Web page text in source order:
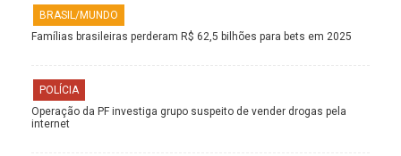
BRASIL/MUNDO
Famílias brasileiras perderam R$ 62,5 bilhões para bets em 2025
POLÍCIA
Operação da PF investiga grupo suspeito de vender drogas pela
internet